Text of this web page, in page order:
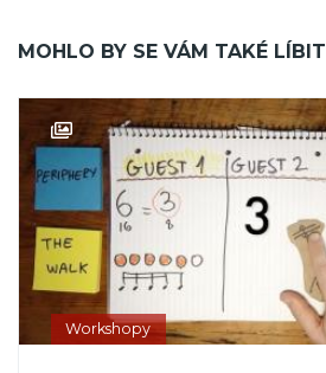
MOHLO BY SE VÁM TAKÉ LÍBIT
Workshopy